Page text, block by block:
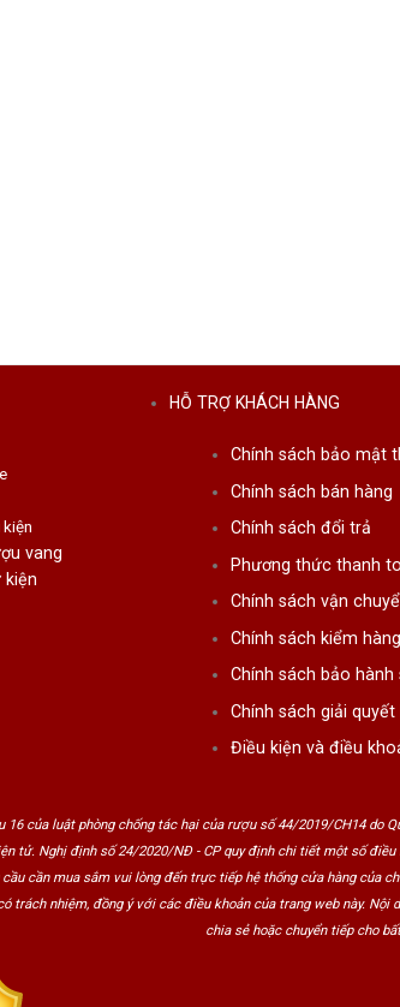
vang
kiện
HỖ TRỢ KHÁCH HÀNG
Chính sách bảo mật
Chính sách bán hàng
Chính sách đổi trả
Phương thức thanh
Chính sách vận
Chính sách kiểm hàng
Chính sách bảo hành
Chính sách giải quyết
Điều kiện và điều
16 của luật phòng chống tác hại của rượu số 44/2019/CH14 do
tử. Nghị định số 24/2020/NĐ - CP quy định chi tiết một số điều
cần mua sắm vui lòng đến trực tiếp hệ thống cửa hàng của
trách nhiệm, đồng ý với các điều khoản của trang web này.
chia sẻ hoặc chuyển tiếp cho